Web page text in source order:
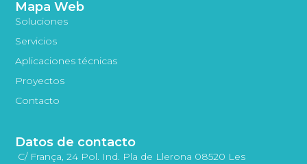
Mapa Web
Soluciones
Servicios
Aplicaciones técnicas
Proyectos
Contacto
Datos de contacto
C/ França, 24 Pol. Ind. Pla de Llerona 08520 Les